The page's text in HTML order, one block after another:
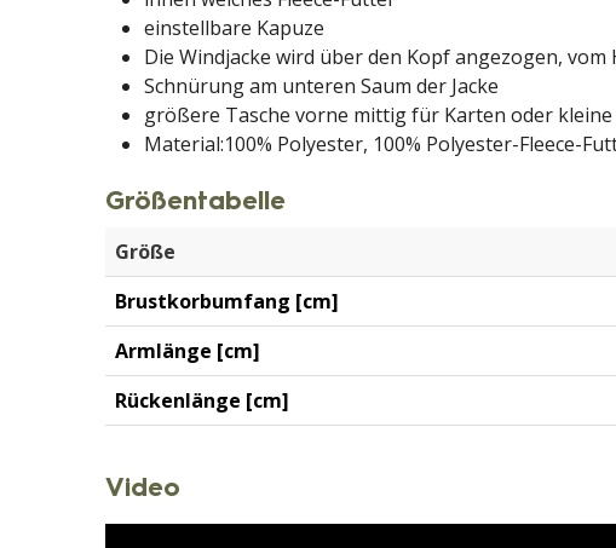
einstellbare Kapuze
Die Windjacke wird über den Kopf angezogen,
Schnürung am unteren Saum der Jacke
größere Tasche vorne mittig für Karten oder kleine
Material:100% Polyester, 100% Polyester-Fleece-
Größentabelle
Größe
Brustkorbumfang [cm]
Armlänge [cm]
Rückenlänge [cm]
Video